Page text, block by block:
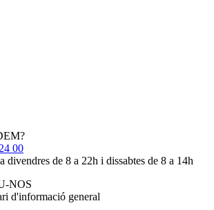
00
divendres de 8 a 22h i dissabtes de 8 a 14h
NOS
d'informació general